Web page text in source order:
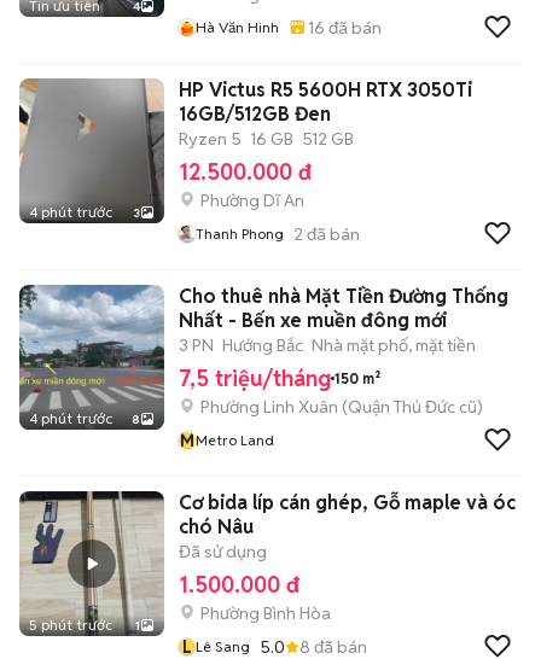
Tin ưu tiên 4
Hà Văn Hinh 16 đã bán
4 phút trước 3
HP Victus R5 5600H RTX 3050Ti
16GB/512GB Đen
Ryzen 5 16 GB 512 GB
12.500.000 đ
Phường Dĩ An
Thanh Phong 2 đã bán
4 phút trước 8
Cho thuê nhà Mặt Tiền Đường Thống
Nhất - Bến xe muền đông mới
3 PN Hướng Bắc Nhà mặt phố, mặt tiền
7,5 triệu/tháng 150 m²
Phường Linh Xuân (Quận Thủ Đức cũ)
MMetro Land
5 phút trước 1
Cơ bida líp cán ghép, Gỗ maple và óc
chó Nâu
Đã sử dụng
1.500.000 đ
Phường Bình Hòa
L Lê Sang 5.0 8 đã bán